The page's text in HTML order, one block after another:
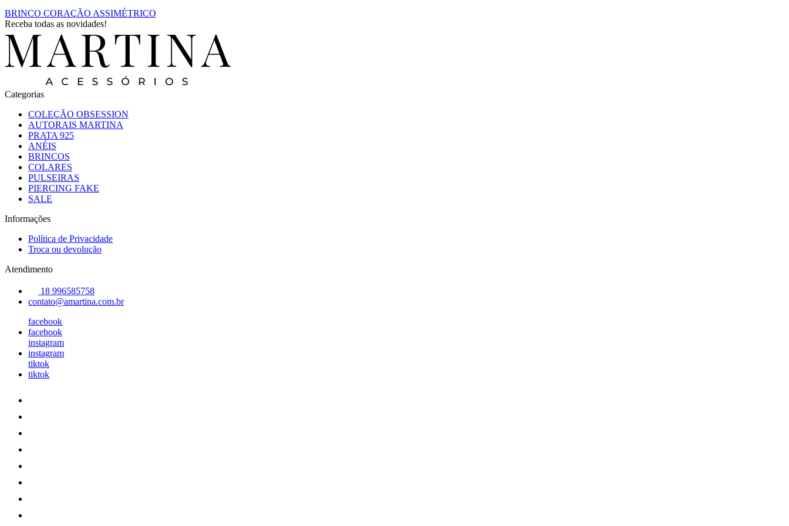
BRINCO CORAÇÃO ASSIMÉTRICO
Receba todas as novidades!
Categorias
COLEÇÃO OBSESSION
AUTORAIS MARTINA
PRATA 925
ANÉIS
BRINCOS
COLARES
PULSEIRAS
PIERCING FAKE
SALE
Informações
Política de Privacidade
Troca ou devolução
Atendimento
18 996585758
contato@amartina.com.br
facebook
facebook
instagram
instagram
tiktok
tiktok